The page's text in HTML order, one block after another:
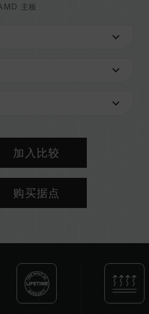
主板
能省电
利 (证书号: CN 210038691 U)
息，可至
进一步了
同容量、频率、品牌、型号的内
中的内存皆通过兼容性测试配对而
不同套装的内存，将可能导致系统
。
性。
标准）运行，如 DDR4-
低)。此为正常行为，并非产品
用者手动启用，部分主板可能无
加入比较
购买据点